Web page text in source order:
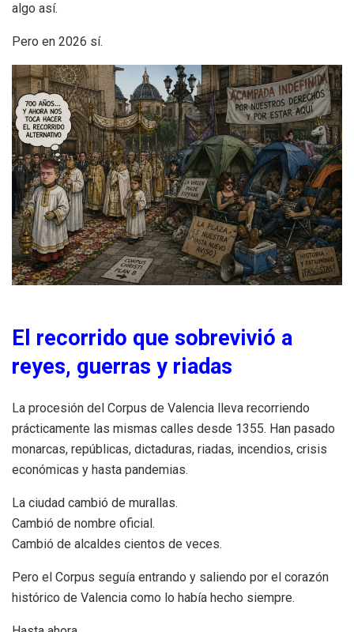
algo así.
Pero en 2026 sí.
El recorrido que sobrevivió a
reyes, guerras y riadas
La procesión del Corpus de Valencia lleva recorriendo
prácticamente las mismas calles desde 1355. Han pasado
monarcas, repúblicas, dictaduras, riadas, incendios, crisis
económicas y hasta pandemias.
La ciudad cambió de murallas.
Cambió de nombre oficial.
Cambió de alcaldes cientos de veces.
Pero el Corpus seguía entrando y saliendo por el corazón
histórico de Valencia como lo había hecho siempre.